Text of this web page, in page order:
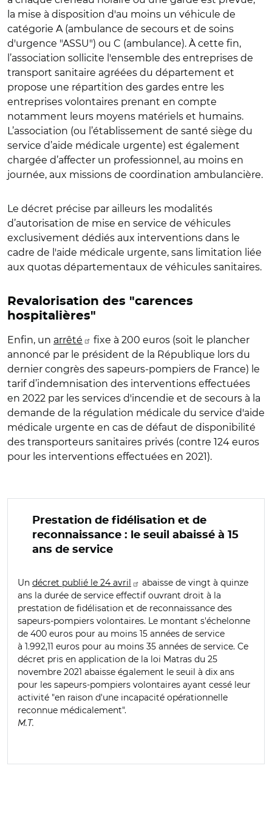
la mise à disposition d'au moins un véhicule de
catégorie A (ambulance de secours et de soins
d'urgence "ASSU") ou C (ambulance). À cette fin,
l’association sollicite l'ensemble des entreprises de
transport sanitaire agréées du département et
propose une répartition des gardes entre les
entreprises volontaires prenant en compte
notamment leurs moyens matériels et humains.
L’association (ou l’établissement de santé siège du
service d’aide médicale urgente) est également
chargée d’affecter un professionnel, au moins en
journée, aux missions de coordination ambulancière.
Le décret précise par ailleurs les modalités
d’autorisation de mise en service de véhicules
exclusivement dédiés aux interventions dans le
cadre de l'aide médicale urgente, sans limitation liée
aux quotas départementaux de véhicules sanitaires.
Revalorisation des "carences
hospitalières"
Enfin, un arrêté
fixe à 200 euros (soit le plancher
annoncé par le président de la République lors du
dernier congrès des sapeurs-pompiers de France) le
tarif d’indemnisation des interventions effectuées
en 2022 par les services d'incendie et de secours à la
demande de la régulation médicale du service d'aide
médicale urgente en cas de défaut de disponibilité
des transporteurs sanitaires privés (contre 124 euros
pour les interventions effectuées en 2021).
Prestation de fidélisation et de
reconnaissance : le seuil abaissé à 15
ans de service
Un décret publié le 24 avril
abaisse de vingt à quinze
ans la durée de service effectif ouvrant droit à la
prestation de fidélisation et de reconnaissance des
sapeurs-pompiers volontaires. Le montant s'échelonne
de 400 euros pour au moins 15 années de service
à 1.992,11 euros pour au moins 35 années de service. Ce
décret pris en application de la loi Matras du 25
novembre 2021 abaisse également le seuil à dix ans
pour les sapeurs-pompiers volontaires ayant cessé leur
activité "en raison d'une incapacité opérationnelle
reconnue médicalement".
M.T.